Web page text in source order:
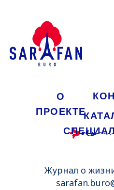
О
ПРОЕКТЕ
Журнал о